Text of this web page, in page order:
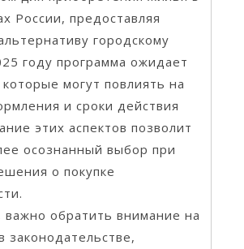
России, предоставляя
городскому
году программа ожидает
могут повлиять на
и сроки действия
этих аспектов позволит
осознанный выбор при
о покупке
важно обратить внимание на
законодательстве,